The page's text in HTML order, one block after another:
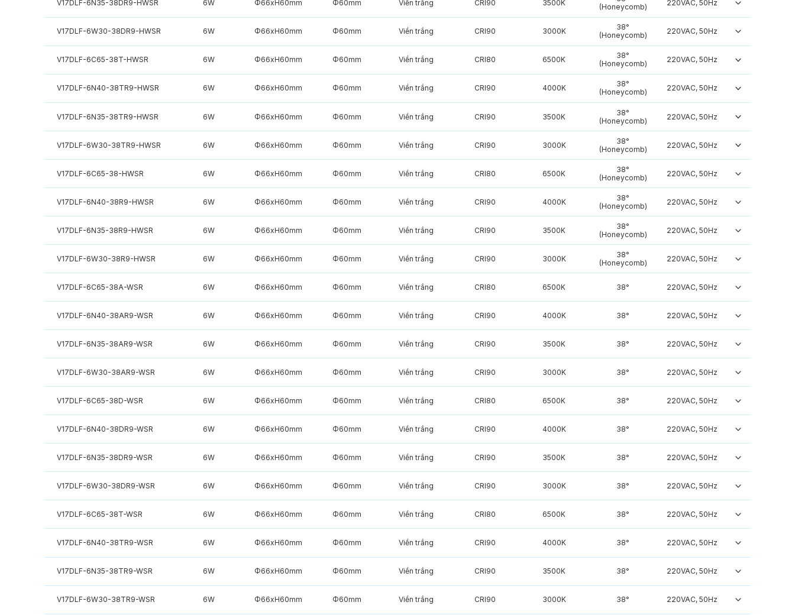
V17DLF-6N35-38DR9-HWSR 6W Φ66xH60mm Φ60mm Viền trắng CRI90 3500K
(Honeycomb)
220VAC, 50Hz
V17DLF-6W30-38DR9-HWSR 6W Φ66xH60mm Φ60mm Viền trắng CRI90 3000K
38°
(Honeycomb)
220VAC, 50Hz
V17DLF-6C65-38T-HWSR 6W Φ66xH60mm Φ60mm Viền trắng CRI80 6500K
38°
(Honeycomb)
220VAC, 50Hz
V17DLF-6N40-38TR9-HWSR 6W Φ66xH60mm Φ60mm Viền trắng CRI90 4000K
38°
(Honeycomb)
220VAC, 50Hz
V17DLF-6N35-38TR9-HWSR 6W Φ66xH60mm Φ60mm Viền trắng CRI90 3500K
38°
(Honeycomb)
220VAC, 50Hz
V17DLF-6W30-38TR9-HWSR 6W Φ66xH60mm Φ60mm Viền trắng CRI90 3000K
38°
(Honeycomb)
220VAC, 50Hz
V17DLF-6C65-38-HWSR 6W Φ66xH60mm Φ60mm Viền trắng CRI80 6500K
38°
(Honeycomb)
220VAC, 50Hz
V17DLF-6N40-38R9-HWSR 6W Φ66xH60mm Φ60mm Viền trắng CRI90 4000K
38°
(Honeycomb)
220VAC, 50Hz
V17DLF-6N35-38R9-HWSR 6W Φ66xH60mm Φ60mm Viền trắng CRI90 3500K
38°
(Honeycomb)
220VAC, 50Hz
V17DLF-6W30-38R9-HWSR 6W Φ66xH60mm Φ60mm Viền trắng CRI90 3000K
38°
(Honeycomb)
220VAC, 50Hz
V17DLF-6C65-38A-WSR 6W Φ66xH60mm Φ60mm Viền trắng CRI80 6500K 38° 220VAC, 50Hz
V17DLF-6N40-38AR9-WSR 6W Φ66xH60mm Φ60mm Viền trắng CRI90 4000K 38° 220VAC, 50Hz
V17DLF-6N35-38AR9-WSR 6W Φ66xH60mm Φ60mm Viền trắng CRI90 3500K 38° 220VAC, 50Hz
V17DLF-6W30-38AR9-WSR 6W Φ66xH60mm Φ60mm Viền trắng CRI90 3000K 38° 220VAC, 50Hz
V17DLF-6C65-38D-WSR 6W Φ66xH60mm Φ60mm Viền trắng CRI80 6500K 38° 220VAC, 50Hz
V17DLF-6N40-38DR9-WSR 6W Φ66xH60mm Φ60mm Viền trắng CRI90 4000K 38° 220VAC, 50Hz
V17DLF-6N35-38DR9-WSR 6W Φ66xH60mm Φ60mm Viền trắng CRI90 3500K 38° 220VAC, 50Hz
V17DLF-6W30-38DR9-WSR 6W Φ66xH60mm Φ60mm Viền trắng CRI90 3000K 38° 220VAC, 50Hz
V17DLF-6C65-38T-WSR 6W Φ66xH60mm Φ60mm Viền trắng CRI80 6500K 38° 220VAC, 50Hz
V17DLF-6N40-38TR9-WSR 6W Φ66xH60mm Φ60mm Viền trắng CRI90 4000K 38° 220VAC, 50Hz
V17DLF-6N35-38TR9-WSR 6W Φ66xH60mm Φ60mm Viền trắng CRI90 3500K 38° 220VAC, 50Hz
V17DLF-6W30-38TR9-WSR 6W Φ66xH60mm Φ60mm Viền trắng CRI90 3000K 38° 220VAC, 50Hz